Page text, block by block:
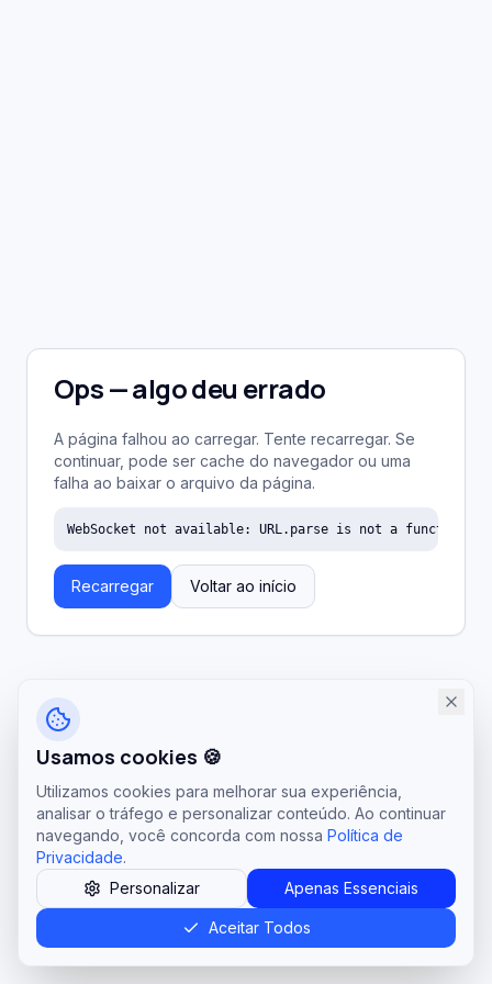
Ops — algo deu errado
A página falhou ao carregar. Tente recarregar. Se
continuar, pode ser cache do navegador ou uma
falha ao baixar o arquivo da página.
WebSocket not available: URL.parse is not a function
Recarregar Voltar ao início
Usamos cookies 🍪
Utilizamos cookies para melhorar sua experiência,
analisar o tráfego e personalizar conteúdo. Ao continuar
navegando, você concorda com nossa Política de
Privacidade.
Personalizar
Apenas Essenciais
Aceitar Todos